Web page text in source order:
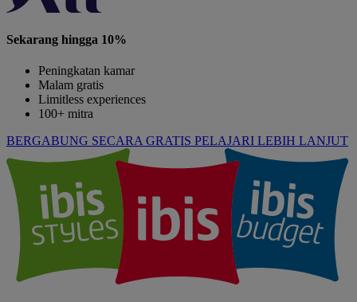
Sekarang hingga 10%
Peningkatan kamar
Malam gratis
Limitless experiences
100+ mitra
BERGABUNG SECARA GRATIS PELAJARI LEBIH LANJUT